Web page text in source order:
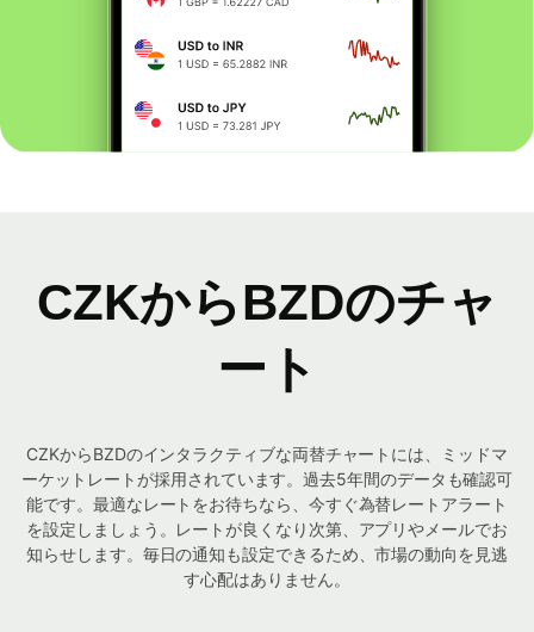
CZKからBZDのチャ
ート
CZKからBZDのインタラクティブな両替チャートには、ミッドマ
ーケットレートが採用されています。過去5年間のデータも確認可
能です。最適なレートをお待ちなら、今すぐ為替レートアラート
を設定しましょう。レートが良くなり次第、アプリやメールでお
知らせします。毎日の通知も設定できるため、市場の動向を見逃
す心配はありません。